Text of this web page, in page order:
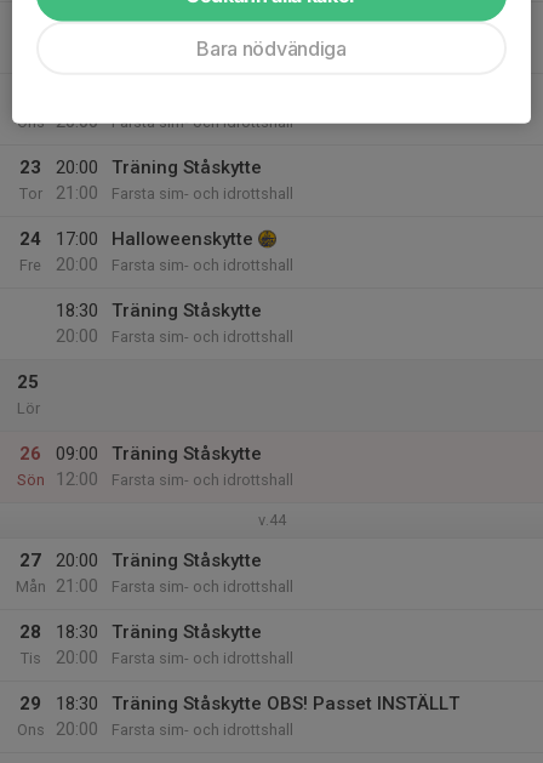
18:30
Träning Ståskytte
Farsta sim- och idrottshall
Ons
20:00
Farsta sim- och idrottshall
23
Tor
20:00
21:00
Träning Ståskytte
Farsta sim- och idrottshall
24
Fre
17:00
20:00
Halloweenskytte
Farsta sim- och idrottshall
18:30
20:00
Träning Ståskytte
Farsta sim- och idrottshall
25
Lör
26
Sön
09:00
12:00
Träning Ståskytte
Farsta sim- och idrottshall
v.44
27
Mån
20:00
21:00
Träning Ståskytte
Farsta sim- och idrottshall
28
Tis
18:30
20:00
Träning Ståskytte
Farsta sim- och idrottshall
29
Ons
18:30
20:00
Träning Ståskytte OBS! Passet INSTÄLLT
Farsta sim- och idrottshall
Bara nödvändiga